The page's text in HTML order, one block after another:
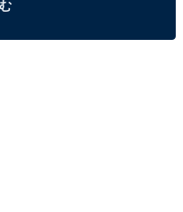
行けばよいか迷ってし